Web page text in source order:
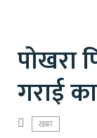
पोखरा
गराई
खबर